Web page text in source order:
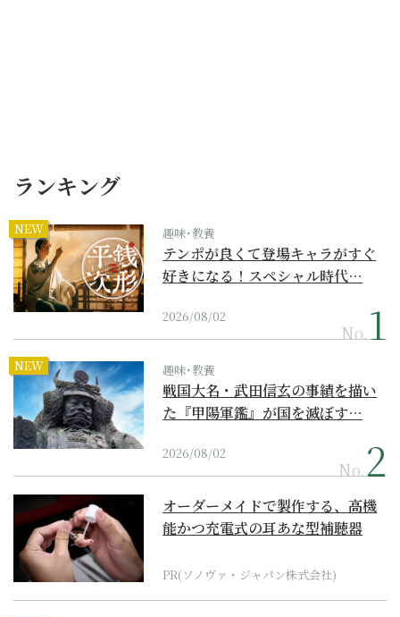
ランキング
NEW 趣味･教養
テンポが良くて登場キャラがすぐ
好きになる！スペシャル時代…
2026/08/02
No.
NEW 趣味･教養
戦国大名・武田信玄の事績を描い
た『甲陽軍鑑』が国を滅ぼす…
2026/08/02
No.
オーダーメイドで製作する、高機
能かつ充電式の耳あな型補聴器
PR(ソノヴァ・ジャパン株式会社)